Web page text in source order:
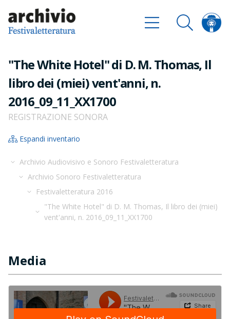
"The White Hotel" di D. M. Thomas, Il
libro dei (miei) vent'anni, n.
2016_09_11_XX1700
REGISTRAZIONE SONORA
Espandi inventario
Archivio Audiovisivo e Sonoro Festivaletteratura
Archivio Sonoro Festivaletteratura
Festivaletteratura 2016
"The White Hotel" di D. M. Thomas, Il libro dei (miei)
vent'anni, n. 2016_09_11_XX1700
Media